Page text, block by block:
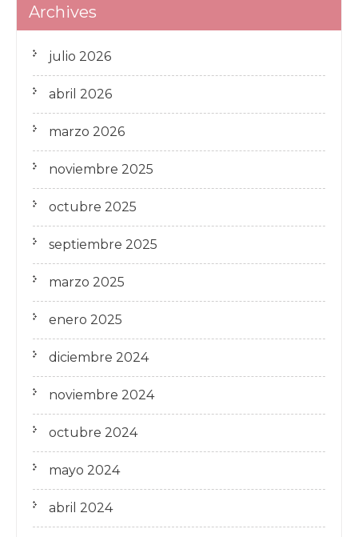
Archives
julio 2026
abril 2026
marzo 2026
noviembre 2025
octubre 2025
septiembre 2025
marzo 2025
enero 2025
diciembre 2024
noviembre 2024
octubre 2024
mayo 2024
abril 2024